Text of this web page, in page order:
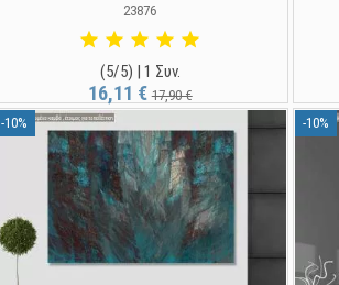
23876
(5/5) | 1 Συν.
16,11 €17,90 €
-10% -10%